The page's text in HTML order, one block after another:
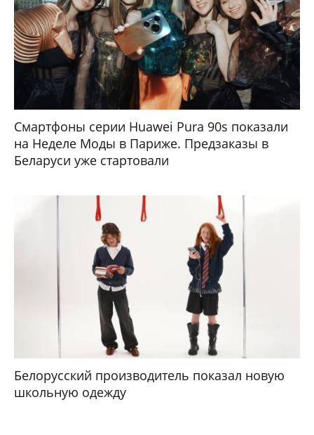
Смартфоны серии Huawei Pura 90s показали
на Неделе Моды в Париже. Предзаказы в
Беларуси уже стартовали
Белорусский производитель показал новую
школьную одежду